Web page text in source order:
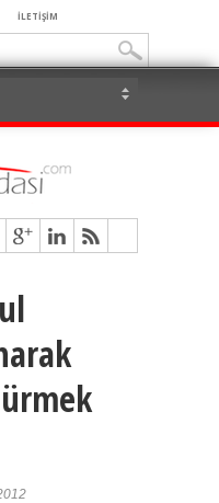
İLETİŞİM